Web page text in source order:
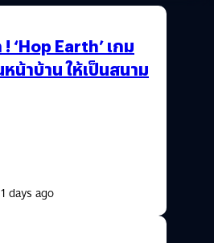
‘Hop Earth’ เกม
น้าบ้าน ให้เป็นสนาม
days ago